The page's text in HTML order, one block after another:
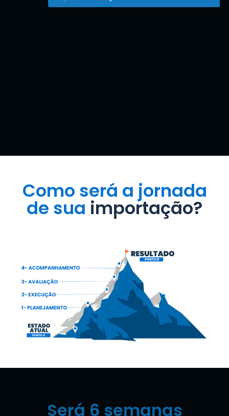
Como será a jornada
de sua importação?
Será 6 semanas